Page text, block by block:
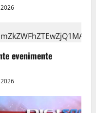
evenimente